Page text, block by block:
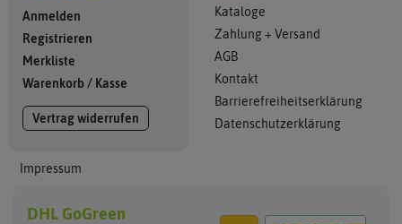
Anmelden
Registrieren
Merkliste
Warenkorb / Kasse
Vertrag widerrufen
Impressum
Kataloge
Zahlung + Versand
AGB
Kontakt
Barrierefreiheitserklärung
Datenschutzerklärung
DHL GoGreen